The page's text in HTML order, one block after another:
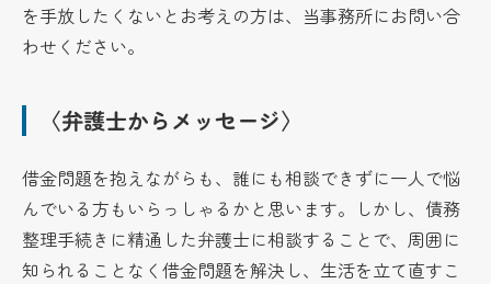
を手放したくないとお考えの方は、当事務所にお問い合
わせください。
〈弁護士からメッセージ〉
借金問題を抱えながらも、誰にも相談できずに一人で悩
んでいる方もいらっしゃるかと思います。しかし、債務
整理手続きに精通した弁護士に相談することで、周囲に
知られることなく借金問題を解決し、生活を立て直すこ